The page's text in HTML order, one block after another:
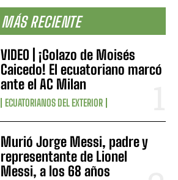
MÁS RECIENTE
VIDEO | ¡Golazo de Moisés
Caicedo! El ecuatoriano marcó
ante el AC Milan
ECUATORIANOS DEL EXTERIOR
Murió Jorge Messi, padre y
representante de Lionel
Messi, a los 68 años